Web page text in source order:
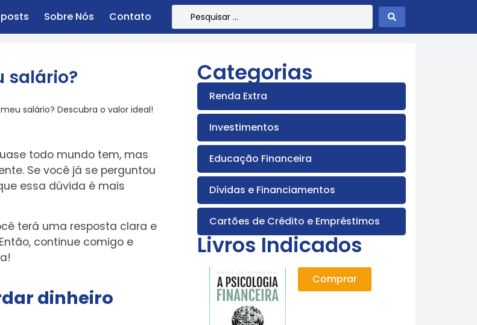
Sobre Nós Contato
salário?
salário? Descubra o valor ideal!
todo mundo tem, mas
Se você já se perguntou
essa dúvida é mais
terá uma resposta clara e
continue comigo e
dinheiro
Categorias
Renda Extra
Investimentos
Educação Financeira
Dívidas e Financiamentos
Cartões de Crédito e Empréstimos
Livros Indicados
Comprar